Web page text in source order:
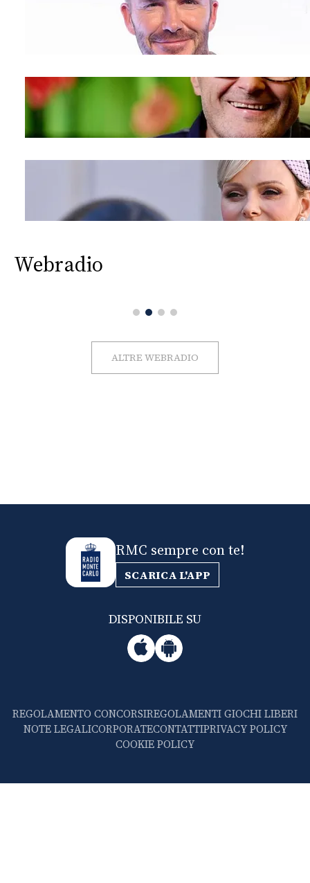
Webradio
ALTRE WEBRADIO
RMC sempre con te!
SCARICA L'APP
DISPONIBILE SU
REGOLAMENTO CONCORSIREGOLAMENTI GIOCHI LIBERI
NOTE LEGALICORPORATECONTATTIPRIVACY POLICY
COOKIE POLICY